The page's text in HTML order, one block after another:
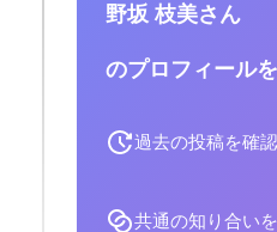
野坂 枝美さん
のプロフィール
過去の投稿を確
共通の知り合い